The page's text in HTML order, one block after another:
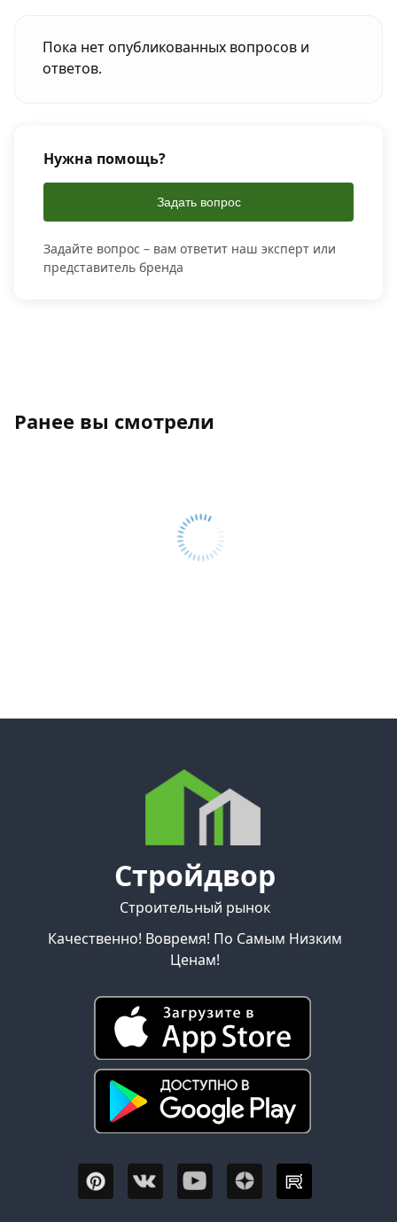
Пока нет опубликованных вопросов и
ответов.
Нужна помощь?
Задать вопрос
Задайте вопрос – вам ответит наш эксперт или
представитель бренда
Ранее вы смотрели
Стройдвор
Строительный рынок
Качественно! Вовремя! По Самым Низким
Ценам!